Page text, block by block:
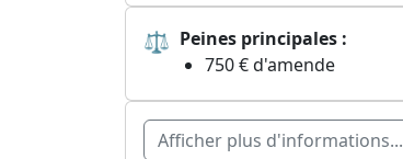
⚖ Peines principales :
750 € d'amende
Afficher plus d'informations...